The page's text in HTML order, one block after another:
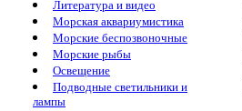
Литература и видео
Морская аквариумистика
Морские беспозвоночные
Морские рыбы
Освещение
Подводные светильники и
лампы